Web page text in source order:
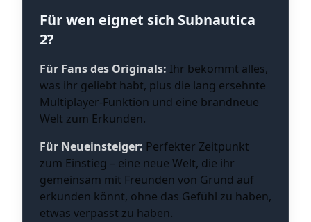
Für wen eignet sich Subnautica
2?
Für Fans des Originals: Ihr bekommt alles,
was ihr geliebt habt, plus die lang ersehnte
Multiplayer-Funktion und eine brandneue
Welt zum Erkunden.
Für Neueinsteiger: Perfekter Zeitpunkt
zum Einstieg – eine neue Welt, die ihr
gemeinsam mit Freunden von Grund auf
erkunden könnt, ohne das Gefühl zu haben,
etwas verpasst zu haben.